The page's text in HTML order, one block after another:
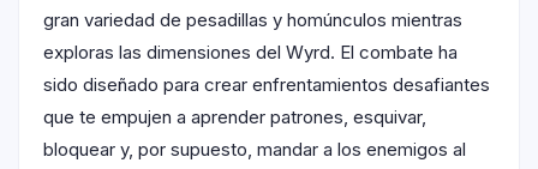
gran variedad de pesadillas y homúnculos mientras
exploras las dimensiones del Wyrd. El combate ha
sido diseñado para crear enfrentamientos desafiantes
que te empujen a aprender patrones, esquivar,
bloquear y, por supuesto, mandar a los enemigos al